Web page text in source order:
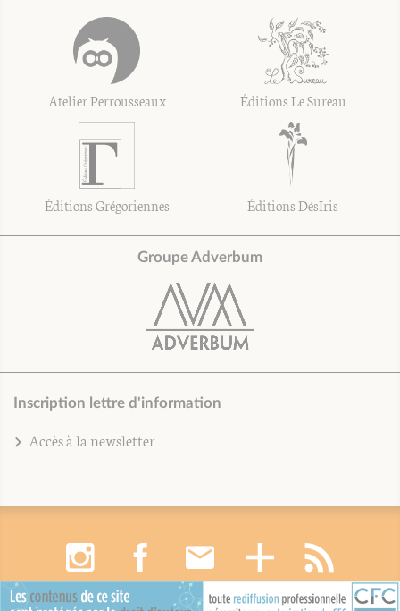
Atelier Perrousseaux Éditions Le Sureau
Éditions Grégoriennes Éditions DésIris
Groupe Adverbum
Inscription lettre d'information
Accès à la newsletter